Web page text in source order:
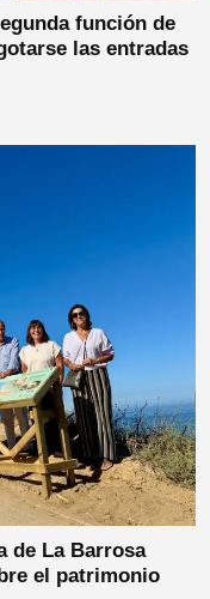
función de
las entradas
de La Barrosa
el patrimonio